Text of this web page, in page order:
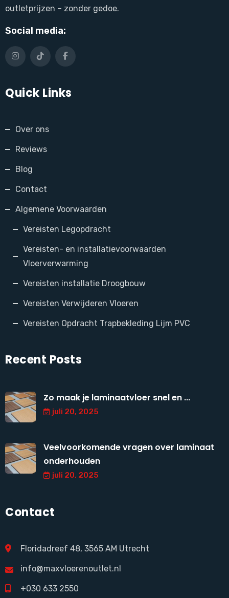
outletprijzen – zonder gedoe.
Social media:
Quick Links
Over ons
Reviews
Blog
Contact
Algemene Voorwaarden
Vereisten Legopdracht
Vereisten- en installatievoorwaarden
Vloerverwarming
Vereisten installatie Droogbouw
Vereisten Verwijderen Vloeren
Vereisten Opdracht Trapbekleding Lijm PVC
Recent Posts
Zo maak je laminaatvloer snel en ...
juli 20, 2025
Veelvoorkomende vragen over laminaat
onderhouden
juli 20, 2025
Contact
Floridadreef 48, 3565 AM Utrecht
info@maxvloerenoutlet.nl
+030 633 2550